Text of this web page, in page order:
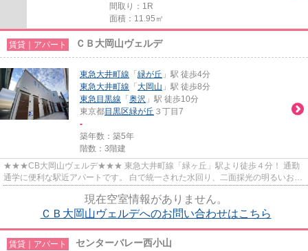
間取り：1R
面積：11.95㎡
賃貸｜アパート ＣＢ大岡山ヴェルデ
東急大井町線 「 緑が丘 」駅 徒歩4分
東急大井町線 「 大岡山 」駅 徒歩8分
東急目黒線 「 奥沢 」駅 徒歩10分
東京都目黒区緑が丘 ３丁目7
-
築年数：築5年
階数：3階建
★★★CB大岡山ヴェルデ★★★ 東急大井町線「緑ヶ丘」駅より徒歩４分！ 通勤
通学に便利な駅近アパートです。 白で統一された水回り、二面採光の明るいお部
現在空室情報がありません。
ＣＢ大岡山ヴェルデへのお問い合わせはこちら
賃貸｜アパート センターバレー西小山